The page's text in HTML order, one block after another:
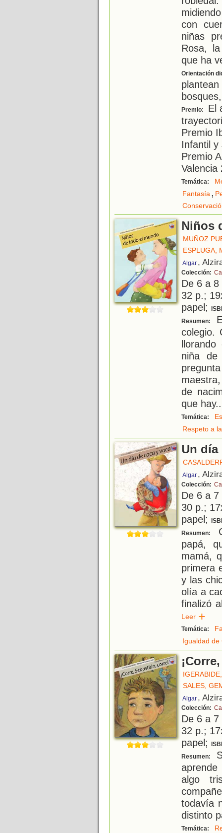
con
niñas
Rosa,
que ha
Orientación
Premio:
El
Premio
Infantil y
Premio
Valencia
Temática:
Fantasía,
Niños
MUÑOZ
ESPLUGA,
Algar ,
Colección:
De 6 a
32 p.;
papel;
Resumen:
colegio.
niña
de
que hay
Temática:
Respeto a
Un día
Algar ,
Colección:
De 6 a
30 p.;
papel;
Resumen:
papá,
mamá,
primera
y las
olía a
finalizó
Leer
Temática:
Igualdad de
SALES,
Algar ,
Colección:
De 6 a
32 p.;
papel;
Resumen:
algo
todavía
distinto
Temática: